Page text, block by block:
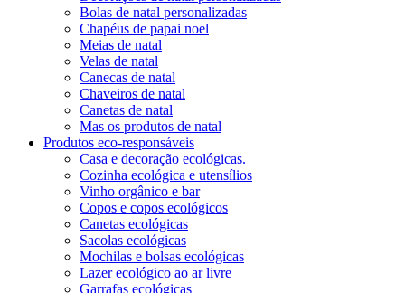
Bolas de natal personalizadas
Chapéus de papai noel
Meias de natal
Velas de natal
Canecas de natal
Chaveiros de natal
Canetas de natal
Mas os produtos de natal
Produtos eco-responsáveis
Casa e decoração ecológicas.
Cozinha ecológica e utensílios
Vinho orgânico e bar
Copos e copos ecológicos
Canetas ecológicas
Sacolas ecológicas
Mochilas e bolsas ecológicas
Lazer ecológico ao ar livre
Garrafas ecológicas